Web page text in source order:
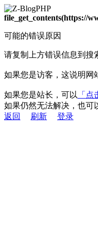
file_get_contents(https://
可能的错误原因
请复制上方错误信息到搜
如果您是访客，这说明网
如果您是站长，可以 「点
如果仍然无法解决，也可
返回
刷新 登录